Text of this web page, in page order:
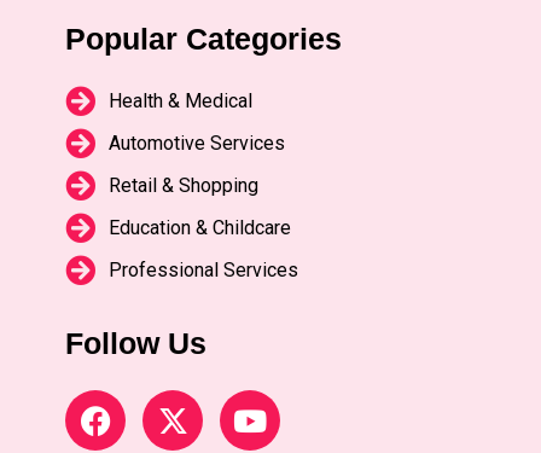
Popular Categories
Health & Medical
Automotive Services
Retail & Shopping
Education & Childcare
Professional Services
Follow Us